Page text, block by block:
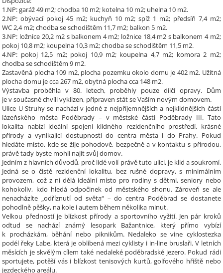
1.NP: garáž 49 m2; chodba 10 m2; kotelna 10 m2; uhelna 10 m2.
2.NP: obývací pokoj 45 m2; kuchyň 10 m2; spíž 1 m2; předsíň 7,4 m2;
WC 2,4 m2; chodba se schodištěm 11,7 m2; balkon 5 m2.
3.NP: ložnice 20,2 m2 s balkonem 4 m2; ložnice 18,4 m2 s balkonem 4 m2;
pokoj 10,8 m2; koupelna 10,3 m2; chodba se schodištěm 11,5 m2.
4.NP: pokoj 12,5 m2; pokoj 10,9 m2; koupelna 4,7 m2; komora 2 m2;
chodba se schodištěm 9 m2.
Zastavěná plocha 109 m2, plocha pozemku okolo domu je 402 m2. Užitná
plocha domu je cca 267 m2, obytná plocha cca 148 m2.
Výstavba proběhla v 80. letech, proběhly pouze dílčí opravy. Dům
je v současné chvíli vyklizen, připraven stát se Vaším novým domovem.
Ulice U Struhy se nachází v jedné z nejpříjemnějších a nejklidnějších částí
lázeňského města Poděbrady – v městské části Poděbrady III. Tato
lokalita nabízí ideální spojení klidného rezidenčního prostředí, krásné
přírody a vynikající dostupnosti do centra města i do Prahy. Pokud
hledáte místo, kde se žije pohodově, bezpečně a v kontaktu s přírodou,
právě tady byste mohli najít svůj domov.
Jedním z hlavních důvodů, proč lidé volí právě tuto ulici, je klid a soukromí.
Jedná se o čistě rezidenční lokalitu, bez rušné dopravy, s minimálním
provozem, což z ní dělá ideální místo pro rodiny s dětmi, seniory nebo
kohokoliv, kdo hledá odpočinek od městského shonu. Zároveň se ale
nenacházíte „odříznutí od světa“ – do centra Poděbrad se dostanete
pohodlně pěšky, na kole i autem během několika minut.
Velkou předností je blízkost přírody a sportovního vyžití. Jen pár kroků
odtud se nachází známý lesopark Bažantnice, který přímo vybízí
k procházkám, běhání nebo piknikům. Nedaleko se vine cyklostezka
podél řeky Labe, která je oblíbená mezi cyklisty i in-line bruslaři. V letních
měsících je skvělým cílem také nedaleké poděbradské jezero. Pokud rádi
sportujete, potěší vás i blízkost tenisových kurtů, golfového hřiště nebo
jezdeckého areálu.